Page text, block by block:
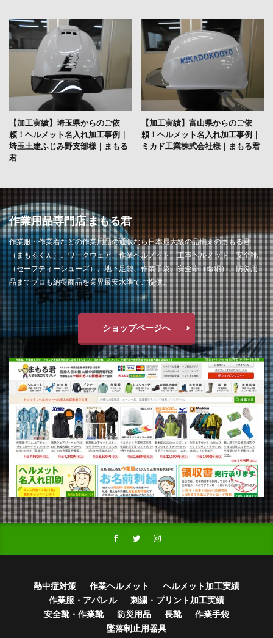
【加工実績】埼玉県からのご依
頼！ヘルメット名入れ加工事例｜
埼玉土建ふじみ野支部様｜まもる
君
【加工実績】富山県からのご依
頼！ヘルメット名入れ加工事例｜
ミカド工業株式会社様｜まもる君
作業用品専門店 まもる君
作業服・作業着などの作業用品の通販なら日本最大級の品揃えのまもる君
（まもるくん）。ワークウェア、作業ヘルメット、工事ヘルメット、安全靴
（セーフティーシューズ）、地下足袋、作業手袋、安全帯（命綱）、防災用
品までプロも納得商品を業界最安水準でご提供。
ショップページへ
熱中症対策 作業ヘルメット
ヘルメット加工実績
作業服・アパレル
刺繍・プリント加工実績
安全靴・作業靴
防災用品 長靴
作業手袋
墜落制止用器具